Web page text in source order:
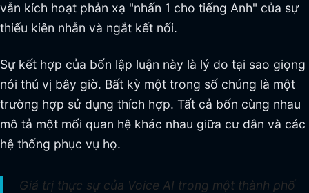
vẫn kích hoạt phản xạ "nhấn 1 cho tiếng Anh" của sự
thiếu kiên nhẫn và ngắt kết nối.
Sự kết hợp của bốn lập luận này là lý do tại sao giọng
nói thú vị bây giờ. Bất kỳ một trong số chúng là một
trường hợp sử dụng thích hợp. Tất cả bốn cùng nhau
mô tả một mối quan hệ khác nhau giữa cư dân và các
hệ thống phục vụ họ.
Giá trị thực sự của Voice AI trong một thành phố